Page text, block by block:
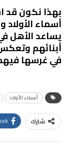
بهذا نكون
أسماء الأولاد
يساعد الأهل
أبنائهم
في غرسها
أسماء الأولاد
شارك